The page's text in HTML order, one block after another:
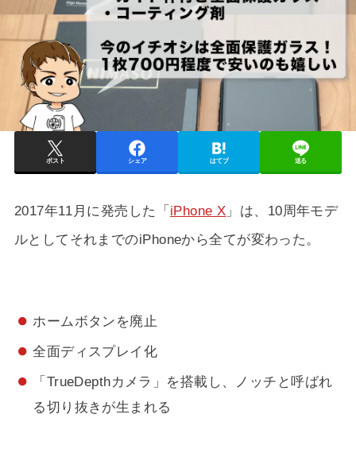
ポスト シェア はてブ 送る
2017年11月に発売した「iPhone X 」は、10周年モデ
ルとしてそれまでのiPhoneから全てが変わった。
ホームボタンを廃止
全面ディスプレイ化
「TrueDepthカメラ」を搭載し、ノッチと呼ばれ
る切り抜きが生まれる